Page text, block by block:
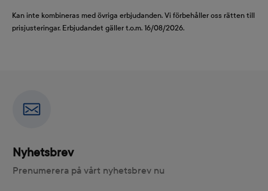
Kan inte kombineras med övriga erbjudanden. Vi förbehåller oss rätten till
prisjusteringar. Erbjudandet gäller t.o.m. 16/08/2026.
Nyhetsbrev
Prenumerera på vårt nyhetsbrev nu